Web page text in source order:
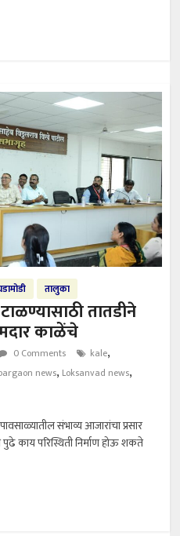
तालुका
तातडीने
काळेंचे
0 Comments kale,
news, Loksanvad news,
संभाव्य आजारांचा प्रसार
काय परिस्थिती निर्माण होऊ शकते